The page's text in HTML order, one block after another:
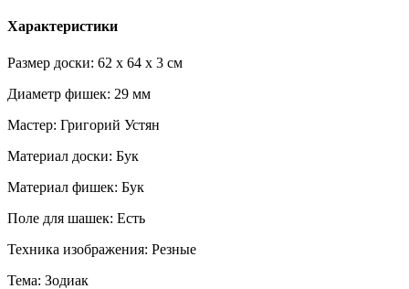
Характеристики
Размер доски: 62 x 64 x 3 см
Диаметр фишек: 29 мм
Мастер: Григорий Устян
Материал доски: Бук
Материал фишек: Бук
Поле для шашек: Есть
Техника изображения: Резные
Тема: Зодиак